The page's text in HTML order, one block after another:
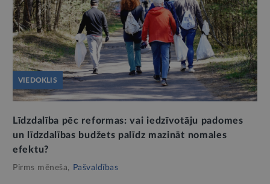
VIEDOKLIS
Līdzdalība pēc reformas: vai iedzīvotāju padomes
un līdzdalības budžets palīdz mazināt nomales
efektu?
Pirms mēneša, Pašvaldības